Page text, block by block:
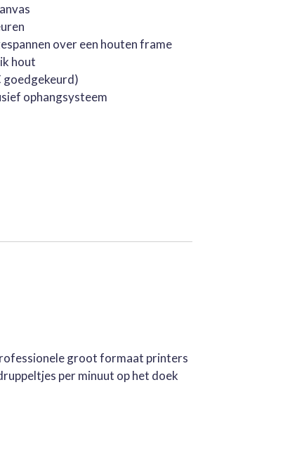
over een houten frame
hout
goedgekeurd)
ophangsysteem
groot formaat printers
per minuut op het doek